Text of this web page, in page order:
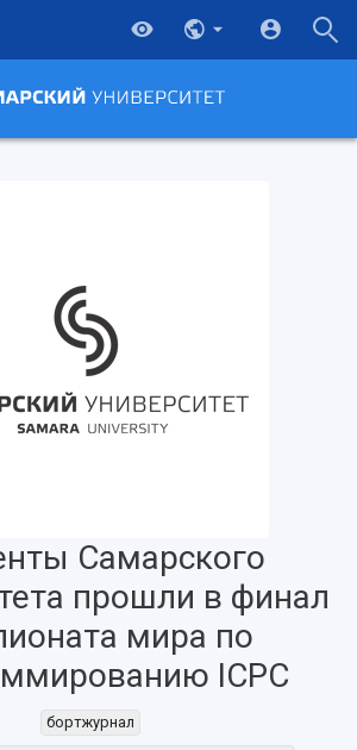
Самарский университет?
деятельность
направления
и ведущие научные коллективы
Самарского
прошли в финал
мира по
ICPC
бортжурнал